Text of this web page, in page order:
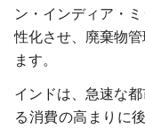
ン・インディア・
性化させ、廃棄物
ます。
インドは、急速な
る消費の高まりに